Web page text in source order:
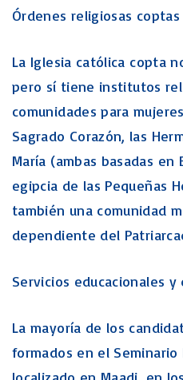
Órdenes religiosas coptas
La Iglesia católica copta
pero sí tiene institutos
comunidades para
Sagrado Corazón, las
María (ambas basadas
egipcia de las Pequeñas
también una comunidad
dependiente del
Servicios educacionales
La mayoría de los
formados en el Seminario